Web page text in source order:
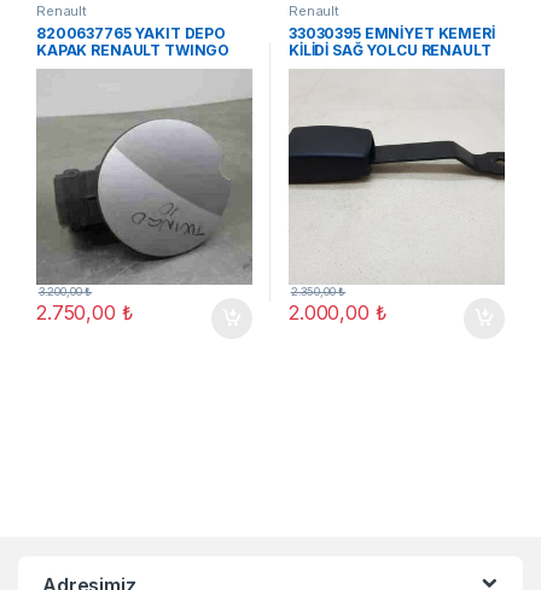
Renault
8200637765 YAKIT DEPO
KAPAK RENAULT TWINGO
2007-2010 ORJ ÇIKMA
2.750,00 ₺
3.200,00₺
Renault
33030395 EMNİYET KEMERİ
KİLİDİ SAĞ YOLCU RENAULT
CLIO 05-12
2.000,00 ₺
2.350,00₺
Adresimiz